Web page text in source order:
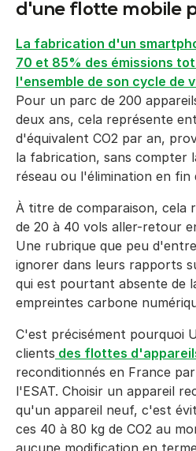
d'une flotte mobile
La fabrication d'un
70 et 85% des émissions
l'ensemble de son cycle de
Pour un parc de 200
deux ans, cela représente
d'équivalent CO2 par an,
la fabrication, sans compter
réseau ou l'élimination en fin
À titre de comparaison, cela
de 20 à 40 vols aller-retour
Une rubrique que peu
ignorer dans leurs rapports
qui est pourtant absente de
empreintes carbone
C'est précisément pourquoi
clients des flottes
reconditionnés en France
l'ESAT. Choisir un appareil
qu'un appareil neuf, c'est
ces 40 à 80 kg de CO2 au
aucune modification en